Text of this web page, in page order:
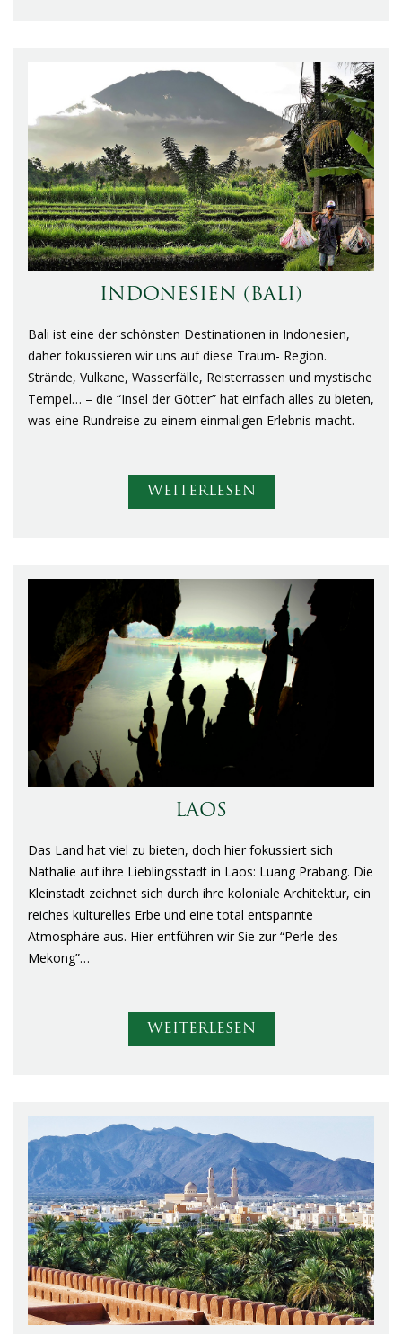
INDONESIEN (BALI)
Bali ist eine der schönsten Destinationen in Indonesien,
daher fokussieren wir uns auf diese Traum- Region.
Strände, Vulkane, Wasserfälle, Reisterrassen und mystische
Tempel… – die “Insel der Götter” hat einfach alles zu bieten,
was eine Rundreise zu einem einmaligen Erlebnis macht.
WEITERLESEN
LAOS
Das Land hat viel zu bieten, doch hier fokussiert sich
Nathalie auf ihre Lieblingsstadt in Laos: Luang Prabang. Die
Kleinstadt zeichnet sich durch ihre koloniale Architektur, ein
reiches kulturelles Erbe und eine total entspannte
Atmosphäre aus. Hier entführen wir Sie zur “Perle des
Mekong”…
WEITERLESEN